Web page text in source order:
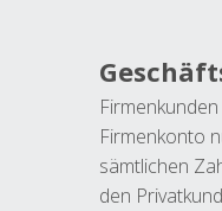
Firmenkonto
sämtlichen
den